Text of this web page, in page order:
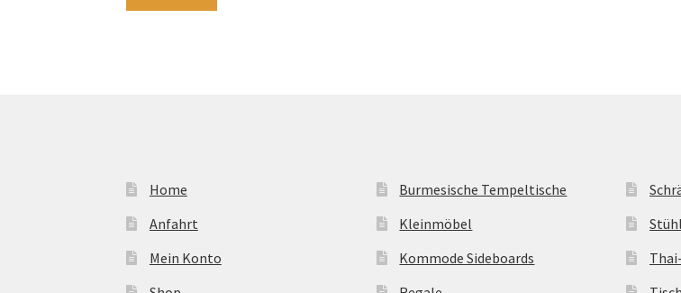
Home
Anfahrt
Mein Konto
Burmesische Tempeltische
Kleinmöbel
Kommode Sideboards